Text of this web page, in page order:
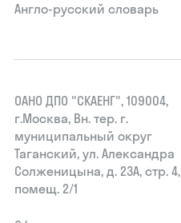
Англо-русский словарь
ОАНО ДПО "СКАЕНГ", 109004,
г.Москва, Вн. тер. г.
муниципальный округ
Таганский, ул. Александра
Солженицына, д. 23А, стр. 4,
помещ. 2/1